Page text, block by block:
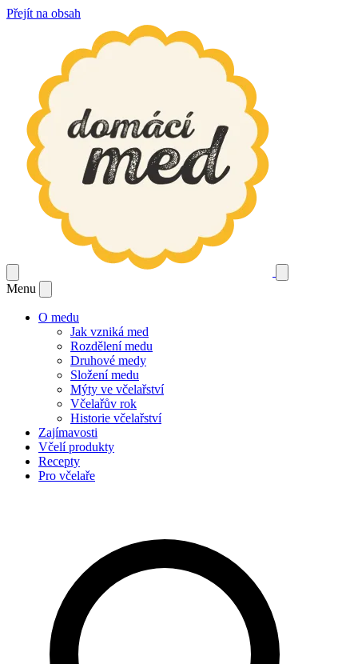
Přejít na obsah
Menu
O medu
Jak vzniká med
Rozdělení medu
Druhové medy
Složení medu
Mýty ve včelařství
Včelařův rok
Historie včelařství
Zajímavosti
Včelí produkty
Recepty
Pro včelaře